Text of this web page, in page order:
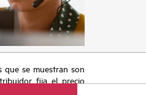
que se muestran son
fija el precio